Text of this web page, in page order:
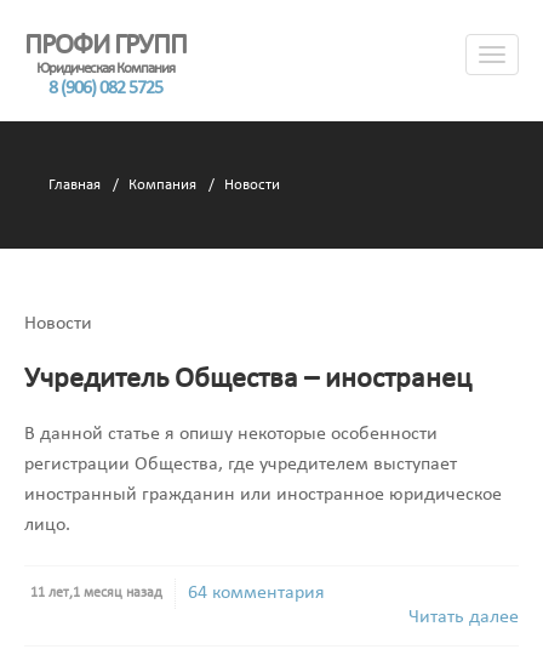
ПРОФИ ГРУПП
Юридическая Компания
8 (906) 082 5725
Главная Компания Новости
Новости
Учредитель Общества – иностранец
В данной статье я опишу некоторые особенности
регистрации Общества, где учредителем выступает
иностранный гражданин или иностранное юридическое
лицо.
11 лет,1 месяц назад
64 комментария
Читать далее